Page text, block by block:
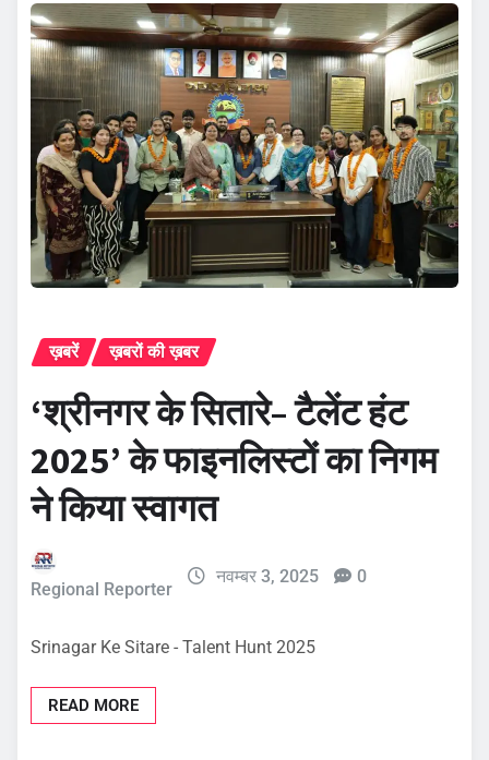
ख़बरें ख़बरों की ख़बर
‘श्रीनगर के सितारे– टैलेंट हंट
2025’ के फाइनलिस्टों का निगम
ने किया स्वागत
Regional Reporter
नवम्बर 3, 2025 0
Srinagar Ke Sitare - Talent Hunt 2025
READ MORE